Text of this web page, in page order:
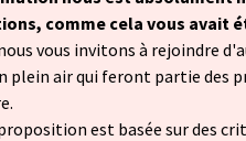
comme cela vous avait
vous invitons à rejoindre
plein air qui feront partie des
est basée sur des